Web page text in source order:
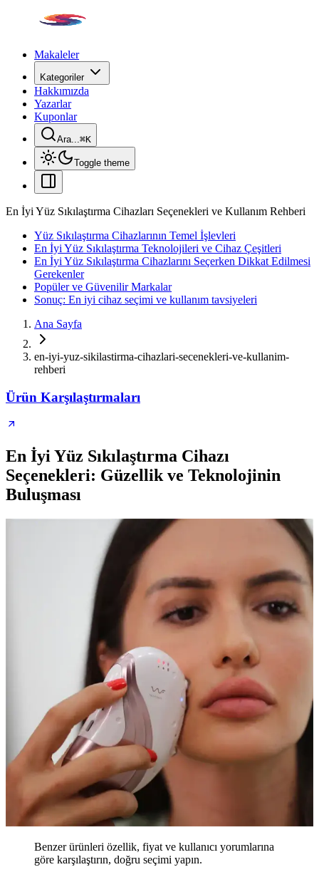
Makaleler
Kategoriler
Hakkımızda
Yazarlar
Kuponlar
Ara...⌘K
Toggle theme
En İyi Yüz Sıkılaştırma Cihazları Seçenekleri ve Kullanım Rehberi
Yüz Sıkılaştırma Cihazlarının Temel İşlevleri
En İyi Yüz Sıkılaştırma Teknolojileri ve Cihaz Çeşitleri
En İyi Yüz Sıkılaştırma Cihazlarını Seçerken Dikkat Edilmesi
Gerekenler
Popüler ve Güvenilir Markalar
Sonuç: En iyi cihaz seçimi ve kullanım tavsiyeleri
Ana Sayfa
en-iyi-yuz-sikilastirma-cihazlari-secenekleri-ve-kullanim-
rehberi
Ürün Karşılaştırmaları
En İyi Yüz Sıkılaştırma Cihazı
Seçenekleri: Güzellik ve Teknolojinin
Buluşması
Benzer ürünleri özellik, fiyat ve kullanıcı yorumlarına
göre karşılaştırın, doğru seçimi yapın.